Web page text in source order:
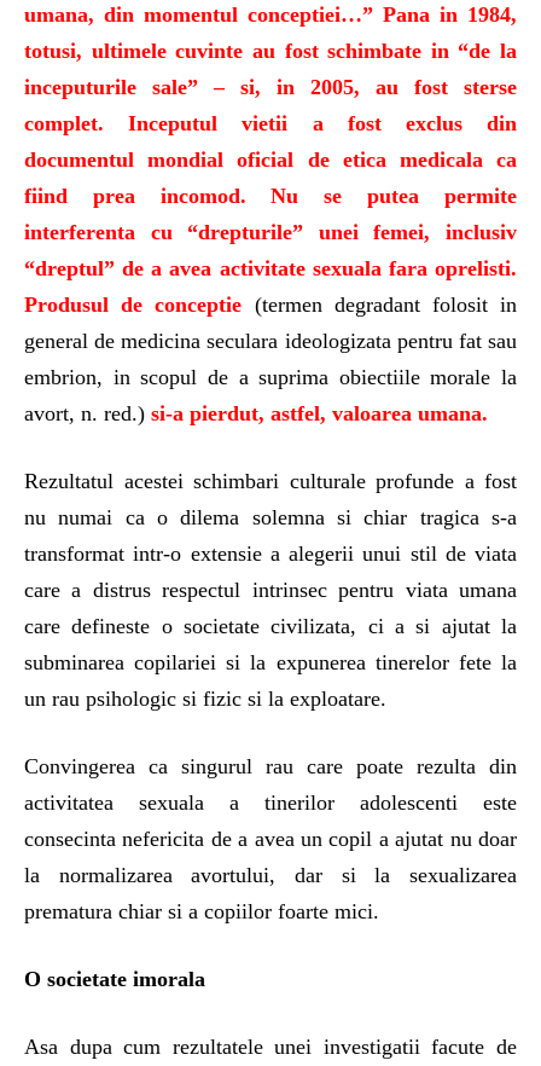
umana, din momentul conceptiei…” Pana in 1984,
totusi, ultimele cuvinte au fost schimbate in “de la
inceputurile sale” – si, in 2005, au fost sterse
complet. Inceputul vietii a fost exclus din
documentul mondial oficial de etica medicala ca
fiind prea incomod. Nu se putea permite
interferenta cu “drepturile” unei femei, inclusiv
“dreptul” de a avea activitate sexuala fara oprelisti.
Produsul de conceptie (termen degradant folosit in
general de medicina seculara ideologizata pentru fat sau
embrion, in scopul de a suprima obiectiile morale la
avort, n. red.) si-a pierdut, astfel, valoarea umana.
Rezultatul acestei schimbari culturale profunde a fost
nu numai ca o dilema solemna si chiar tragica s-a
transformat intr-o extensie a alegerii unui stil de viata
care a distrus respectul intrinsec pentru viata umana
care defineste o societate civilizata, ci a si ajutat la
subminarea copilariei si la expunerea tinerelor fete la
un rau psihologic si fizic si la exploatare.
Convingerea ca singurul rau care poate rezulta din
activitatea sexuala a tinerilor adolescenti este
consecinta nefericita de a avea un copil a ajutat nu doar
la normalizarea avortului, dar si la sexualizarea
prematura chiar si a copiilor foarte mici.
O societate imorala
Asa dupa cum rezultatele unei investigatii facute de